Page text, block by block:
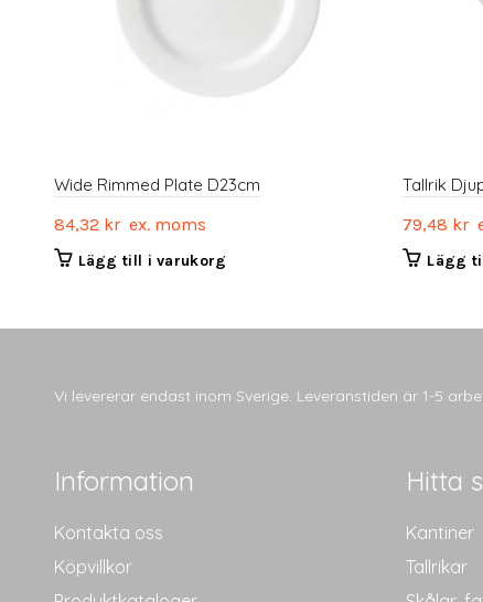
Wide Rimmed Plate D23cm
84,32 krex. moms
Lägg till i varukorg
Tallrik
79,48 kr
Lägg
Vi levererar endast inom Sverige. Leveranstiden är 1-5
Information
Kontakta oss
Köpvillkor
Hitta
Kantiner
Tallrikar